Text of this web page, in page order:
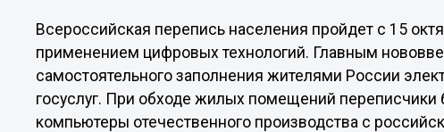
Всероссийская перепись населения пройдет с 15
применением цифровых технологий. Главным
самостоятельного заполнения жителями России
госуслуг. При обходе жилых помещений переписчики
компьютеры отечественного производства с